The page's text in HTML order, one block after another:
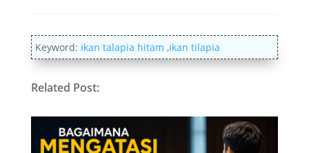
Keyword: ikan talapia hitam ,ikan tilapia
Related Post: